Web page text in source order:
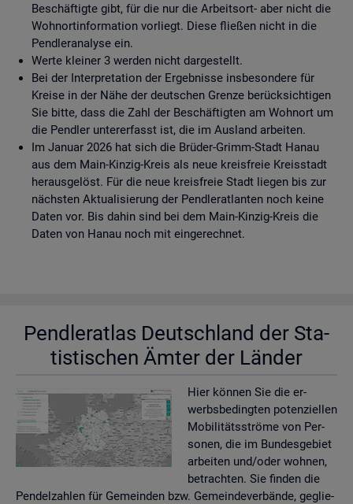
Beschäftigte gibt, für die nur die Arbeitsort- aber nicht die
Wohnortinformation vorliegt. Diese fließen nicht in die
Pendleranalyse ein.
Werte kleiner 3 werden nicht dargestellt.
Bei der Interpretation der Ergebnisse insbesondere für
Kreise in der Nähe der deutschen Grenze berücksichtigen
Sie bitte, dass die Zahl der Beschäftigten am Wohnort um
die Pendler untererfasst ist, die im Ausland arbeiten.
Im Januar 2026 hat sich die Brüder-Grimm-Stadt Hanau
aus dem Main-Kinzig-Kreis als neue kreisfreie Kreisstadt
herausgelöst. Für die neue kreisfreie Stadt liegen bis zur
nächsten Aktualisierung der Pendleratlanten noch keine
Daten vor. Bis dahin sind bei dem Main-Kinzig-Kreis die
Daten von Hanau noch mit eingerechnet.
Pend­ler­at­las Deutsch­land der Sta­
tis­ti­schen Ämter der Län­der
Hier kön­nen Sie die er­
werbs­be­ding­ten po­ten­zi­el­len
Mo­bi­li­täts­strö­me von Per­
so­nen, die im Bun­des­ge­biet
ar­bei­ten und/oder woh­nen,
be­trach­ten. Sie fin­den die
Pen­del­zah­len für Ge­mein­den bzw. Ge­mein­de­ver­bän­de, ge­glie­